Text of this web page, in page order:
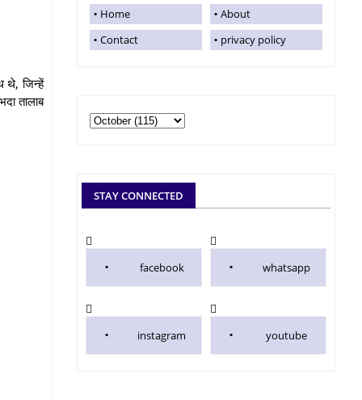
थे, जिन्हें
तालाब
Home
About
Contact
privacy policy
STAY CONNECTED
facebook whatsapp
instagram youtube